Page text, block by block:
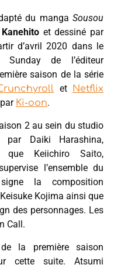
du manga Sousou
et dessiné par
d’avril 2020 dans le
Sunday de l’éditeur
saison de la série
et Netflix
Ki-oon.
2 au sein du studio
par Daiki Harashina,
que Keiichiro Saito,
l’ensemble du
la composition
Kojima ainsi que
des personnages. Les
Call.
la première saison
cette suite. Atsumi